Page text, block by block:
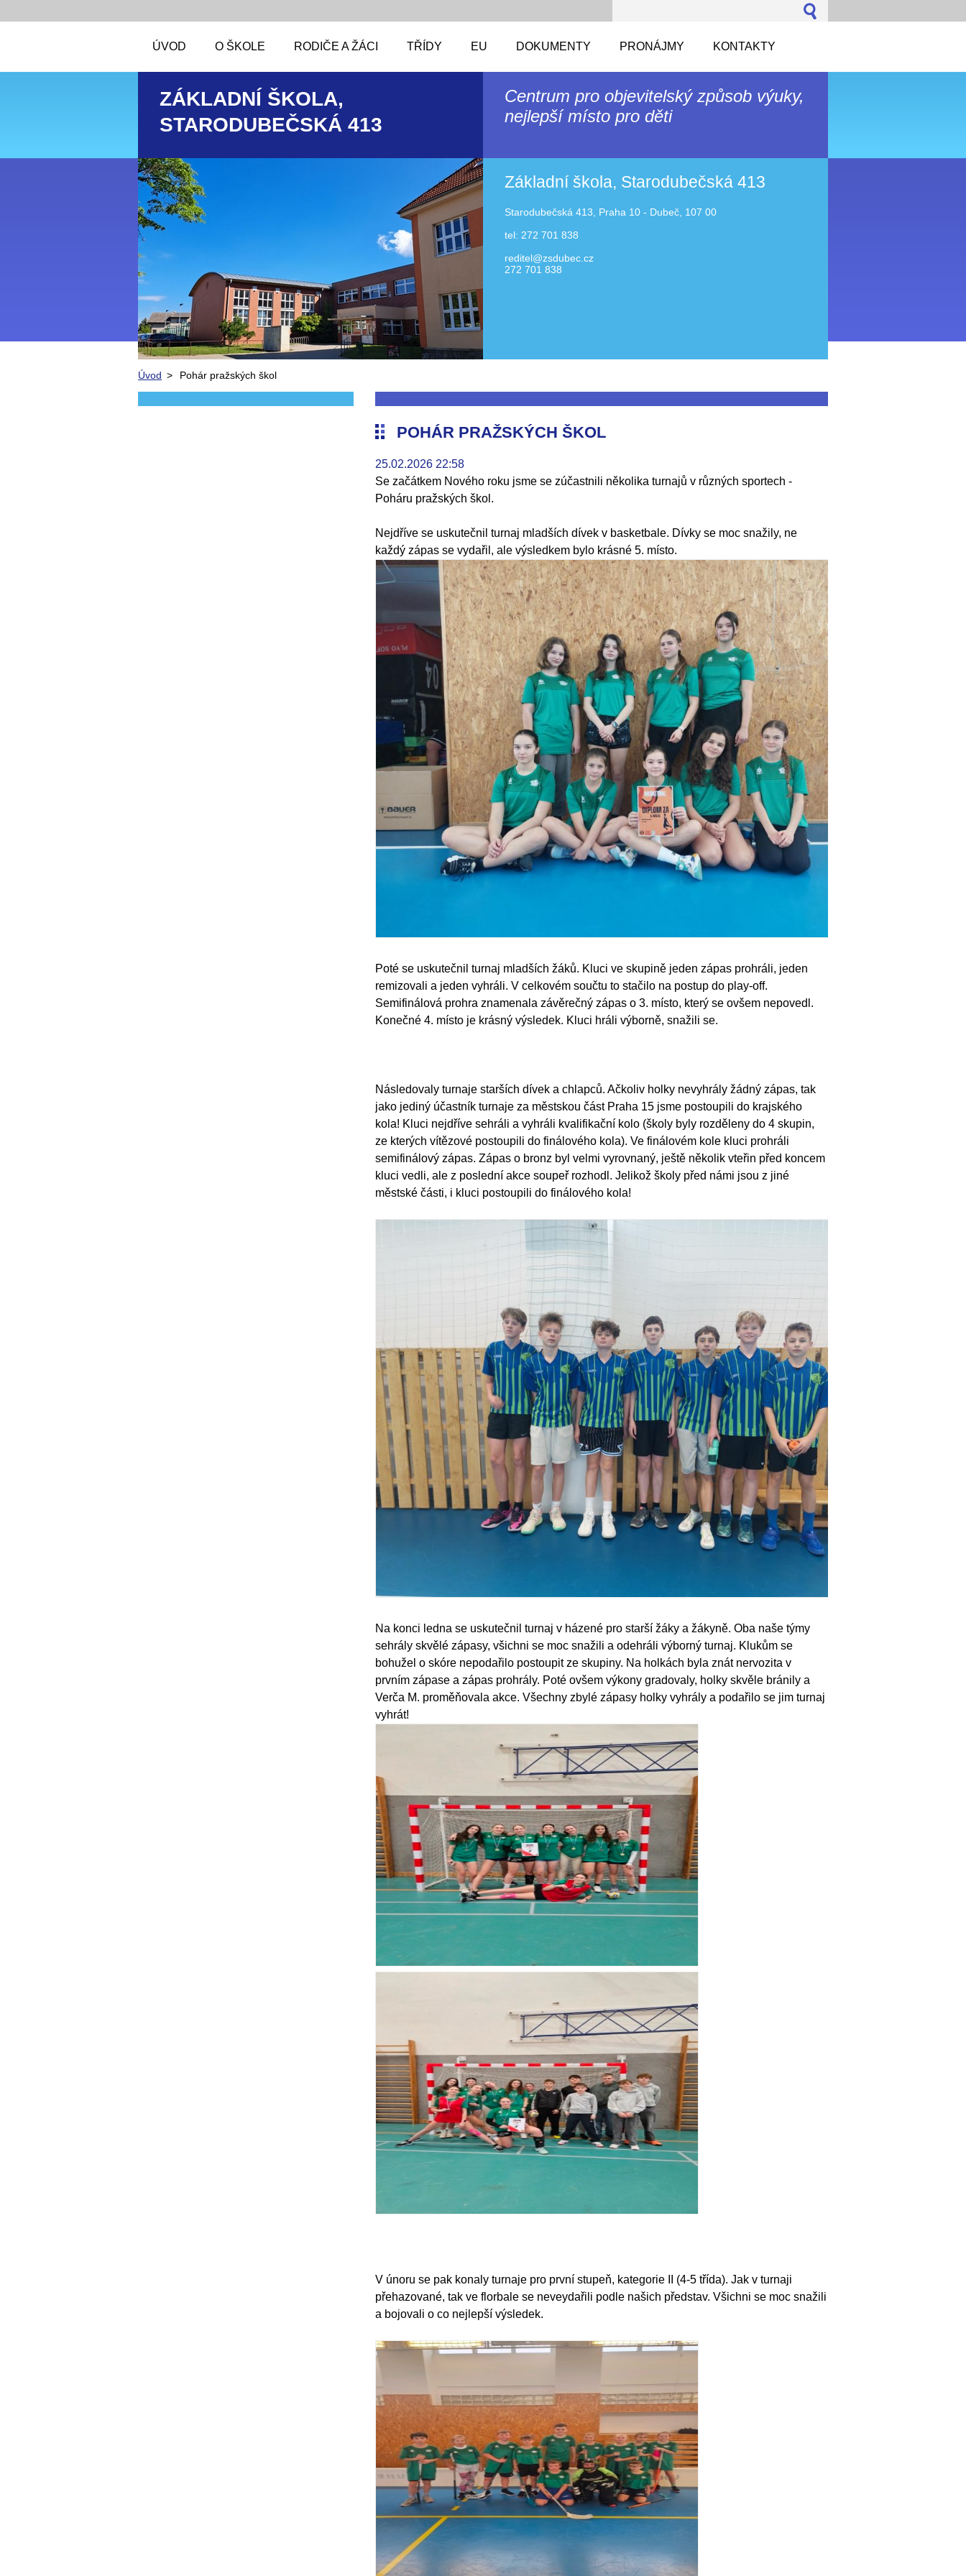
ÚVOD O ŠKOLE RODIČE A ŽÁCI TŘÍDY EU DOKUMENTY PRONÁJMY KONTAKTY
ZÁKLADNÍ ŠKOLA,
STARODUBEČSKÁ 413
Centrum pro objevitelský způsob výuky,
nejlepší místo pro děti
Základní škola, Starodubečská 413
Starodubečská 413, Praha 10 - Dubeč, 107 00
tel: 272 701 838
reditel@zsdubec.cz
272 701 838
Úvod > Pohár pražských škol
POHÁR PRAŽSKÝCH ŠKOL
25.02.2026 22:58
Se začátkem Nového roku jsme se zúčastnili několika turnajů v různých sportech -
Poháru pražských škol.
Nejdříve se uskutečnil turnaj mladších dívek v basketbale. Dívky se moc snažily, ne
každý zápas se vydařil, ale výsledkem bylo krásné 5. místo.
Poté se uskutečnil turnaj mladších žáků. Kluci ve skupině jeden zápas prohráli, jeden
remizovali a jeden vyhráli. V celkovém součtu to stačilo na postup do play-off.
Semifinálová prohra znamenala závěrečný zápas o 3. místo, který se ovšem nepovedl.
Konečné 4. místo je krásný výsledek. Kluci hráli výborně, snažili se.
Následovaly turnaje starších dívek a chlapců. Ačkoliv holky nevyhrály žádný zápas, tak
jako jediný účastník turnaje za městskou část Praha 15 jsme postoupili do krajského
kola! Kluci nejdříve sehráli a vyhráli kvalifikační kolo (školy byly rozděleny do 4 skupin,
ze kterých vítězové postoupili do finálového kola). Ve finálovém kole kluci prohráli
semifinálový zápas. Zápas o bronz byl velmi vyrovnaný, ještě několik vteřin před koncem
kluci vedli, ale z poslední akce soupeř rozhodl. Jelikož školy před námi jsou z jiné
městské části, i kluci postoupili do finálového kola!
Na konci ledna se uskutečnil turnaj v házené pro starší žáky a žákyně. Oba naše týmy
sehrály skvělé zápasy, všichni se moc snažili a odehráli výborný turnaj. Klukům se
bohužel o skóre nepodařilo postoupit ze skupiny. Na holkách byla znát nervozita v
prvním zápase a zápas prohrály. Poté ovšem výkony gradovaly, holky skvěle bránily a
Verča M. proměňovala akce. Všechny zbylé zápasy holky vyhrály a podařilo se jim turnaj
vyhrát!
V únoru se pak konaly turnaje pro první stupeň, kategorie II (4-5 třída). Jak v turnaji
přehazované, tak ve florbale se neveydařili podle našich představ. Všichni se moc snažili
a bojovali o co nejlepší výsledek.